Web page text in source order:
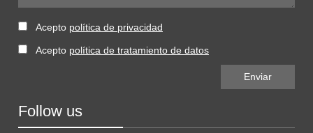
Acepto política de privacidad
Acepto política de tratamiento de datos
Follow us